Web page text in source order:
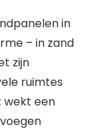
in
– in zand
zijn
ruimtes
wekt een